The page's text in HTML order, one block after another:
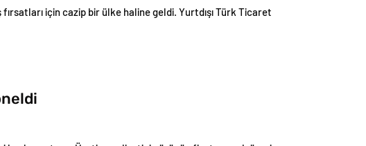
için cazip bir ülke haline geldi. Yurtdışı Türk Ticaret